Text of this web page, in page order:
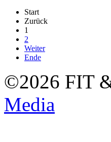
Start
Zurück
1
2
Weiter
Ende
©2026 FIT
Media